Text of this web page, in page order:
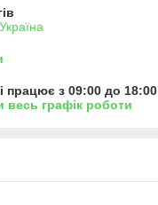
працює з 09:00 до 18:00
весь графік роботи